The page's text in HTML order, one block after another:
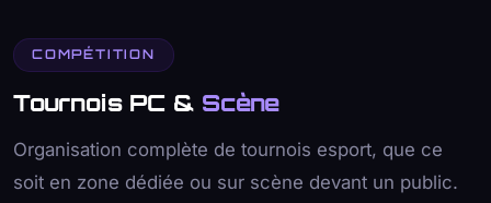
COMPÉTITION
Tournois PC & Scène
Organisation complète de tournois esport, que ce
soit en zone dédiée ou sur scène devant un public.